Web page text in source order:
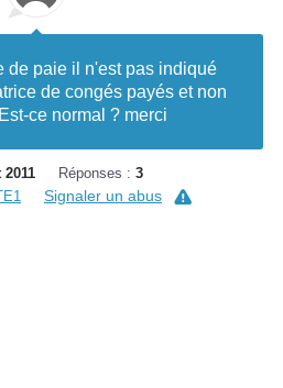
de paie il n'est pas indiqué
de congés payés et non
ce normal ? merci
2011 Réponses : 3
Signaler un abus